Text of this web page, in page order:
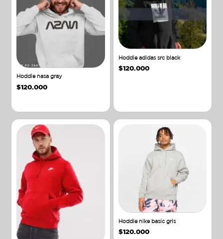
Hoddie nasa gray
$120.000
Hoddie adidas src black
$120.000
Hoddie nike basic gris
$120.000